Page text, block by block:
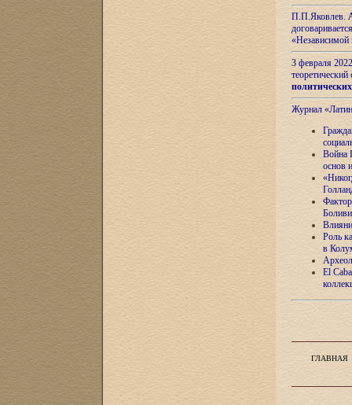
П.П.Яковлев.
«Независимой
3 февраля
теоретический
Журнал
Война
основ
Роль
в
El
ГЛАВНАЯ